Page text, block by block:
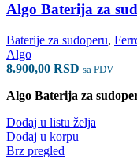
Algo Baterija za
Baterije za sudoperu,
Algo
8.900,00 RSD sa PDV
Algo Baterija za
Dodaj u listu želja
Dodaj u korpu
Brz pregled